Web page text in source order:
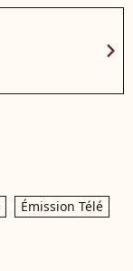
chevron_right
Émission Télé